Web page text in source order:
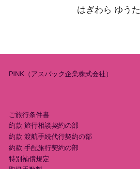
はぎわら ゆうた
PINK（アスパック企業株式会社）
ご旅行条件書
約款 旅行相談契約の部
約款 渡航手続代行契約の部
約款 手配旅行契約の部
特別補償規定